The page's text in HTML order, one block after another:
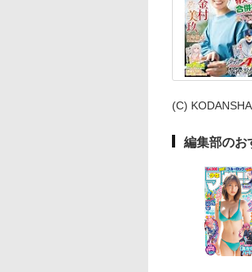
(C)
編集部のお